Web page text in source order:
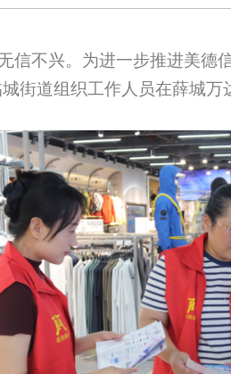
信不兴。为进一步推进美
街道组织工作人员在薛城万